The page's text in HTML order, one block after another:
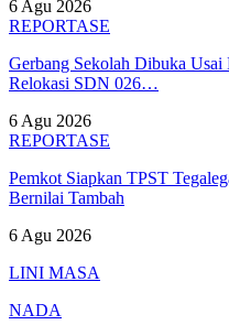
6 Agu 2026
REPORTASE
Gerbang Sekolah Dibuka Usai
Relokasi SDN 026…
6 Agu 2026
REPORTASE
Pemkot Siapkan TPST
Bernilai Tambah
6 Agu 2026
LINI MASA
NADA